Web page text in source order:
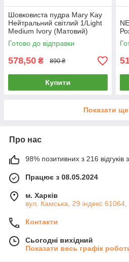
Шовковиста пудра Mary Kay
Нейтральний світлий 1/Light
Medium Ivory (Матовий)
Готово до відправки
578,50 ₴ 890 ₴
Купити
Показати ще
Про нас
98% позитивних з 216 відгуків
Працює з 08.05.2024
м. Харків
вул. Камська, 29 індекс 61064,
Контакти
Сьогодні вихідний
Показати весь графік